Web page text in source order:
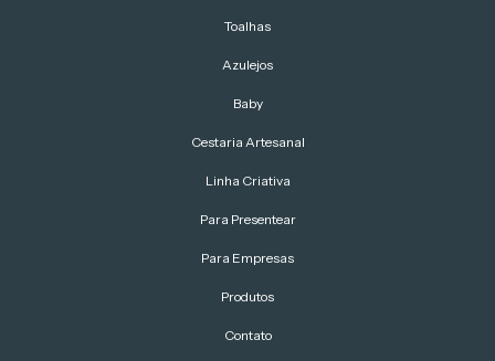
Toalhas
Azulejos
Baby
Cestaria Artesanal
Linha Criativa
Para Presentear
Para Empresas
Produtos
Contato